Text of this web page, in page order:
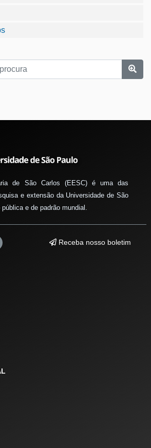
de São Carlos (EESC) é uma das
e extensão da Universidade de São
e de padrão mundial.
Receba nosso boletim